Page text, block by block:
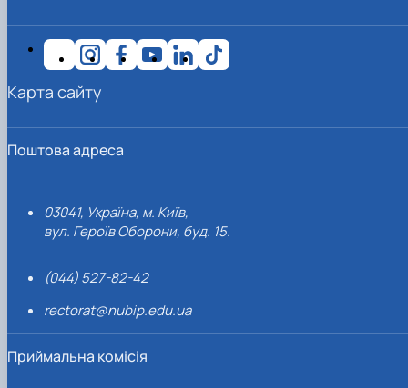
Поштова адреса
03041, Україна, м. Київ,
вул. Героїв Оборони, буд. 15.
(044) 527-82-42
rectorat@nubip.edu.ua
Приймальна комісія
Карта сайту